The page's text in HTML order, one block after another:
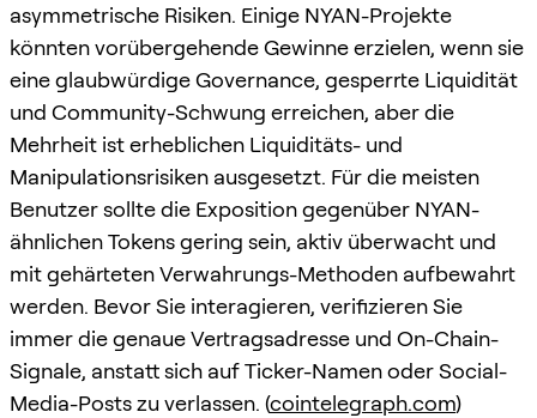
asymmetrische Risiken. Einige NYAN-Projekte
könnten vorübergehende Gewinne erzielen, wenn sie
eine glaubwürdige Governance, gesperrte Liquidität
und Community-Schwung erreichen, aber die
Mehrheit ist erheblichen Liquiditäts- und
Manipulationsrisiken ausgesetzt. Für die meisten
Benutzer sollte die Exposition gegenüber NYAN-
ähnlichen Tokens gering sein, aktiv überwacht und
mit gehärteten Verwahrungs-Methoden aufbewahrt
werden. Bevor Sie interagieren, verifizieren Sie
immer die genaue Vertragsadresse und On-Chain-
Signale, anstatt sich auf Ticker-Namen oder Social-
Media-Posts zu verlassen. (cointelegraph.com)